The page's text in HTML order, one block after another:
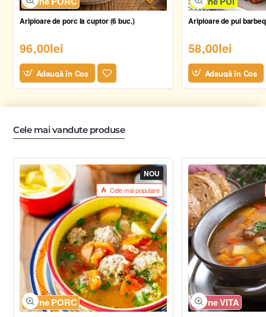
Aripioare de porc la cuptor (6 buc.)
96,00lei
Adaugă în Coş
Aripioare de pui
58,00lei
Adaugă în Coş
Cele mai vandute produse
NOU
Cele mai populare
Carne PORC Carne VITA